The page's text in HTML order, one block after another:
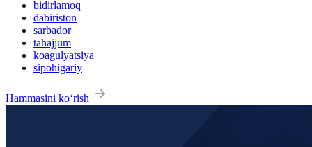
bidirlamoq
dabiriston
sarbador
tahajjum
koagulyatsiya
sipohigariy
Hammasini ko‘rish